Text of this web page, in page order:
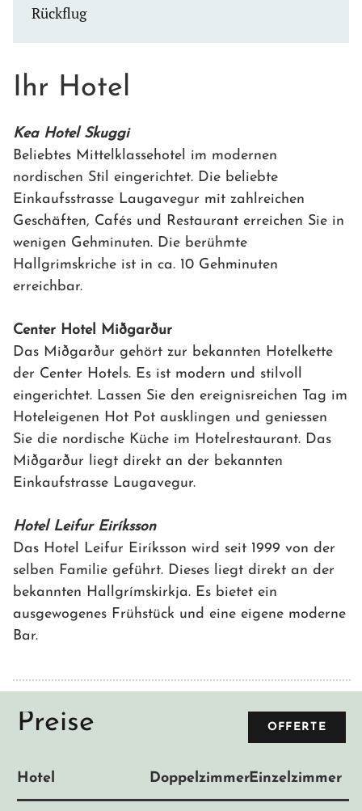
Rückflug
Ihr Hotel
Kea Hotel Skuggi
Beliebtes Mittelklassehotel im modernen
nordischen Stil eingerichtet. Die beliebte
Einkaufsstrasse Laugavegur mit zahlreichen
Geschäften, Cafés und Restaurant erreichen Sie in
wenigen Gehminuten. Die berühmte
Hallgrimskriche ist in ca. 10 Gehminuten
erreichbar.
Center Hotel Miðgarður
Das Miðgarður gehört zur bekannten Hotelkette
der Center Hotels. Es ist modern und stilvoll
eingerichtet. Lassen Sie den ereignisreichen Tag im
Hoteleigenen Hot Pot ausklingen und geniessen
Sie die nordische Küche im Hotelrestaurant. Das
Miðgarður liegt direkt an der bekannten
Einkaufstrasse Laugavegur.
Hotel Leifur Eiríksson
Das Hotel Leifur Eiríksson wird seit 1999 von der
selben Familie geführt. Dieses liegt direkt an der
bekannten Hallgrímskirkja. Es bietet ein
ausgewogenes Frühstück und eine eigene moderne
Bar.
OFFERTE
Preise
Hotel DoppelzimmerEinzelzimmer